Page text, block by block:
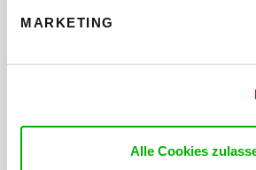
MARKETING
Alle Cookies
(Bestellschluss Montag bis 12.00 Uhr)
(Bestellschluss Donnerstag bis 12.00